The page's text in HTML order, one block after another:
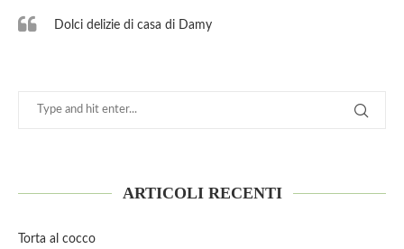
Dolci delizie di casa di Damy
ARTICOLI RECENTI
Torta al cocco